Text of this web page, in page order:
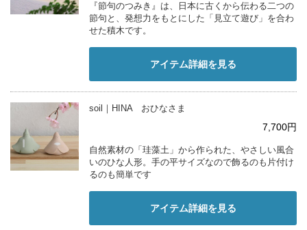
『節句のつみき』は、日本に古くから伝わる二つの
節句と、発想力をもとにした「見立て遊び」を合わ
せた積木です。
アイテム詳細を見る
soil｜HINA おひなさま
7,700円
自然素材の「珪藻土」から作られた、やさしい風合
いのひな人形。手の平サイズなので飾るのも片付け
るのも簡単です
アイテム詳細を見る